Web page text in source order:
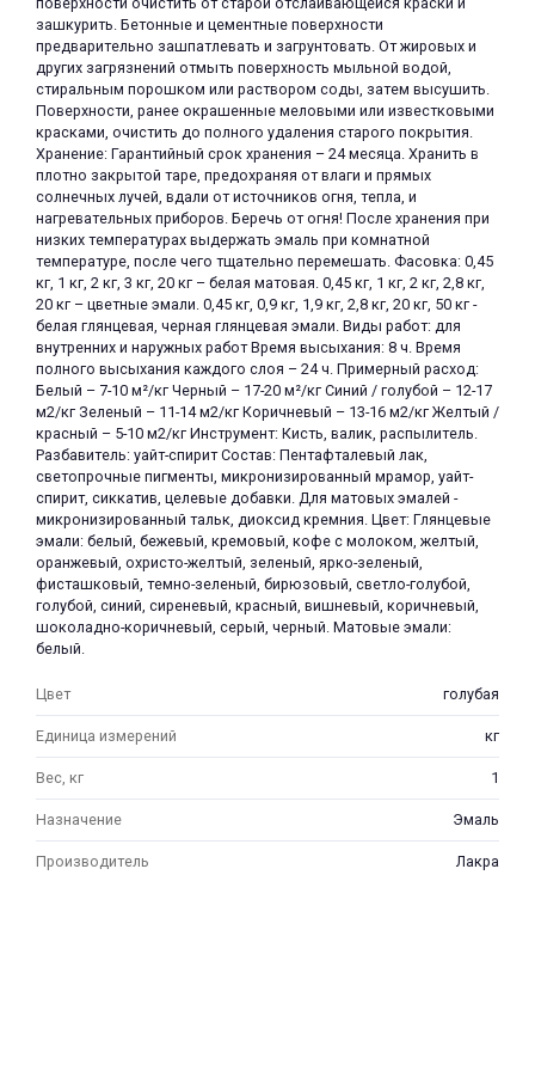
зашкурить. Бетонные и цементные поверхности
предварительно зашпатлевать и загрунтовать. От жировых и
других загрязнений отмыть поверхность мыльной водой,
стиральным порошком или раствором соды, затем высушить.
Поверхности, ранее окрашенные меловыми или известковыми
красками, очистить до полного удаления старого покрытия.
Хранение: Гарантийный срок хранения – 24 месяца. Хранить в
плотно закрытой таре, предохраняя от влаги и прямых
солнечных лучей, вдали от источников огня, тепла, и
нагревательных приборов. Беречь от огня! После хранения при
низких температурах выдержать эмаль при комнатной
температуре, после чего тщательно перемешать. Фасовка: 0,45
кг, 1 кг, 2 кг, 3 кг, 20 кг – белая матовая. 0,45 кг, 1 кг, 2 кг, 2,8 кг,
20 кг – цветные эмали. 0,45 кг, 0,9 кг, 1,9 кг, 2,8 кг, 20 кг, 50 кг -
белая глянцевая, черная глянцевая эмали. Виды работ: для
внутренних и наружных работ Время высыхания: 8 ч. Время
полного высыхания каждого слоя – 24 ч. Примерный расход:
Белый – 7-10 м²/кг Черный – 17-20 м²/кг Синий / голубой – 12-17
м2/кг Зеленый – 11-14 м2/кг Коричневый – 13-16 м2/кг Желтый /
красный – 5-10 м2/кг Инструмент: Кисть, валик, распылитель.
Разбавитель: уайт-спирит Состав: Пентафталевый лак,
светопрочные пигменты, микронизированный мрамор, уайт-
спирит, сиккатив, целевые добавки. Для матовых эмалей -
микронизированный тальк, диоксид кремния. Цвет: Глянцевые
эмали: белый, бежевый, кремовый, кофе с молоком, желтый,
оранжевый, охристо-желтый, зеленый, ярко-зеленый,
фисташковый, темно-зеленый, бирюзовый, светло-голубой,
голубой, синий, сиреневый, красный, вишневый, коричневый,
шоколадно-коричневый, серый, черный. Матовые эмали:
белый.
Цвет голубая
Единица измерений кг
Вес, кг 1
Назначение Эмаль
Производитель Лакра